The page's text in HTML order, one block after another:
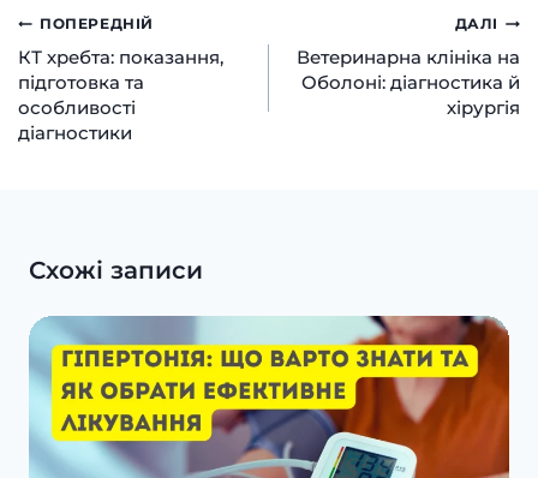
Навігація
записів
ПОПЕРЕДНІЙ
КТ хребта: показання,
підготовка та
особливості
діагностики
ДАЛІ
Ветеринарна клініка на
Оболоні: діагностика й
хірургія
Схожі записи